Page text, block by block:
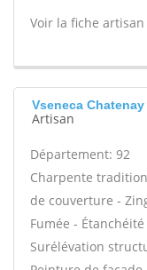
Voir la fiche artisan
Vseneca
Artisan
Département: 92
Charpente
de couverture -
Fumée -
Surélévation